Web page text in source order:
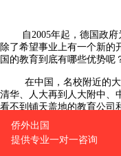
自2005年起，德国政府为
除了希望事业上有一个新
国的教育到底有哪些优势呢
在中国，名校附近的大街
清华、人大再到人大附中、
看不到铺天盖地的教育公司
闻名世界。